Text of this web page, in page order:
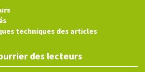
techniques des articles
des lecteurs